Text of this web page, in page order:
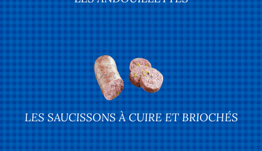
LES SAUCISSONS À CUIRE ET BRIOCHÉS